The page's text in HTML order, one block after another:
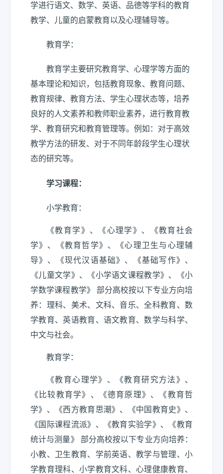
学进行语文、数学、英语、品德等学科的教育
教学、儿童的启蒙教育以及心理辅导等。
教育学：
教育学主要研究教育学、心理学等方面的
基本理论和知识，包括教育现象、教育问题、
教育规律、教育方法、学生心理状态等，培养
良好的人文素养和教师职业素养，进行教育教
学、教育研究和教育管理等。例如：对于高效
教学方法的研发、对于不同年龄段学生心理状
态的研究等。
学习课程：
小学教育：
《教育学》、《心理学》、《教育社会
学》、《教育哲学》、《心理卫生与心理辅
导》、《现代汉语基础》、《基础写作》、
《儿童文学》、《小学语文课程教学》、《小
学数学课程教学》 部分高校按以下专业方向培
养：理科、美术、文科、音乐、全科教育、数
学教育、英语教育、语文教育、数学与科学、
中文与社会。
教育学：
《教育心理学》、《教育研究方法》、
《比较教育学》、《德育原理》、《教育哲
学》、《西方教育思潮》、《中国教育史》、
《国际课程流派》、《教育实验学》、《教育
统计与测量》 部分高校按以下专业方向培养：
小教、卫生教育、学前英语、教学与管理、小
学教育理科、小学教育文科、心理健康教育、